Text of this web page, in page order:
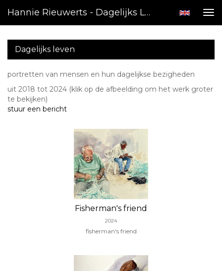
Hannie Rieuwerts - Dagelijks Leven
Dagelijks leven
portretten van mensen en hun dagelijkse bezigheden
uit 2018 tot 2024 (klik op de afbeelding om het werk groter
te bekijken)
stuur een bericht
Fisherman's friend
2024
fisherman's friend